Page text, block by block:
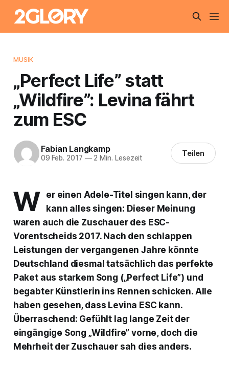
MUSIK
„Perfect Life” statt
„Wildfire”: Levina fährt
zum ESC
Fabian Langkamp
09 Feb. 2017 —2 Min. Lesezeit Teilen
W er einen Adele-Titel singen kann, der
kann alles singen: Dieser Meinung
waren auch die Zuschauer des ESC-
Vorentscheids 2017. Nach den schlappen
Leistungen der vergangenen Jahre könnte
Deutschland diesmal tatsächlich das perfekte
Paket aus starkem Song („Perfect Life”) und
begabter Künstlerin ins Rennen schicken. Alle
haben gesehen, dass Levina ESC kann.
Überraschend: Gefühlt lag lange Zeit der
eingängige Song „Wildfire” vorne, doch die
Mehrheit der Zuschauer sah dies anders.